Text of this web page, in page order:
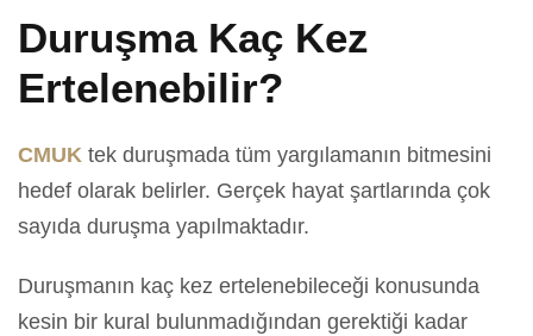
Duruşma Kaç Kez
Ertelenebilir?
CMUK tek duruşmada tüm yargılamanın bitmesini
hedef olarak belirler. Gerçek hayat şartlarında çok
sayıda duruşma yapılmaktadır.
Duruşmanın kaç kez ertelenebileceği konusunda
kesin bir kural bulunmadığından gerektiği kadar